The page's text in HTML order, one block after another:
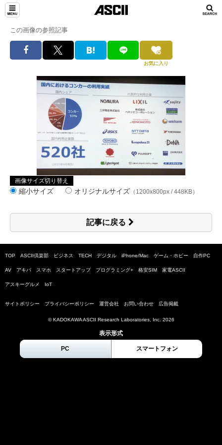
この画像の参照記事
お気に入り
画像サイズ切り替え
縮小サイズ オリジナルサイズ （1200x800px / 448KB）
記事に戻る
TOP ASCII倶楽部 ビジネス TECH デジタル iPhone/Mac ゲーム・ホビー 自作PC
AV アキバ スマホ スタートアップ プログラミング+ 格安SIM 家電ASCII
アスキーグルメ IoT
サイトポリシー プライバシーポリシー 運営会社 お問い合わせ 広告掲載
© KADOKAWA ASCII Research Laboratories, Inc. 2026
表示形式
PC スマートフォン